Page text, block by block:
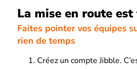
La mise en route
Faites pointer vos équipes
rien de temps
Créez un compte Jibble.